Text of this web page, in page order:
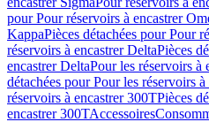
pour Pour réservoirs à encastrer
KappaPièces détachées pour Pour
réservoirs à encastrer DeltaPièces
encastrer DeltaPour les réservoirs à
détachées pour Pour les réservoirs
réservoirs à encastrer 300TPièces
encastrer 300TAccessoires